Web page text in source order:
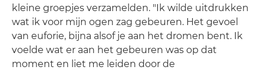
kleine groepjes verzamelden. "Ik wilde uitdrukken
wat ik voor mijn ogen zag gebeuren. Het gevoel
van euforie, bijna alsof je aan het dromen bent. Ik
voelde wat er aan het gebeuren was op dat
moment en liet me leiden door de